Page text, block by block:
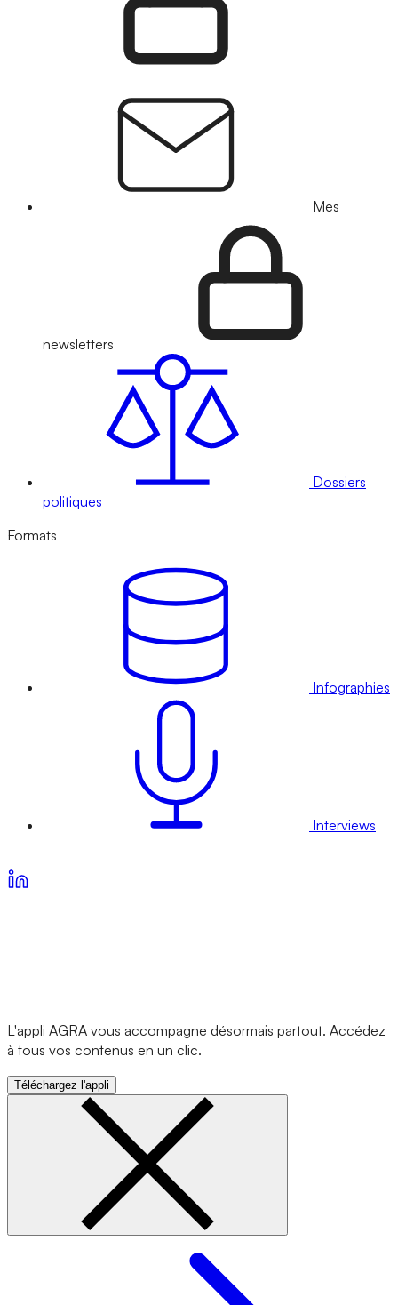
Mes
newsletters
Dossiers
politiques
Formats
Infographies
Interviews
L'appli AGRA vous accompagne désormais partout. Accédez
à tous vos contenus en un clic.
Téléchargez l'appli